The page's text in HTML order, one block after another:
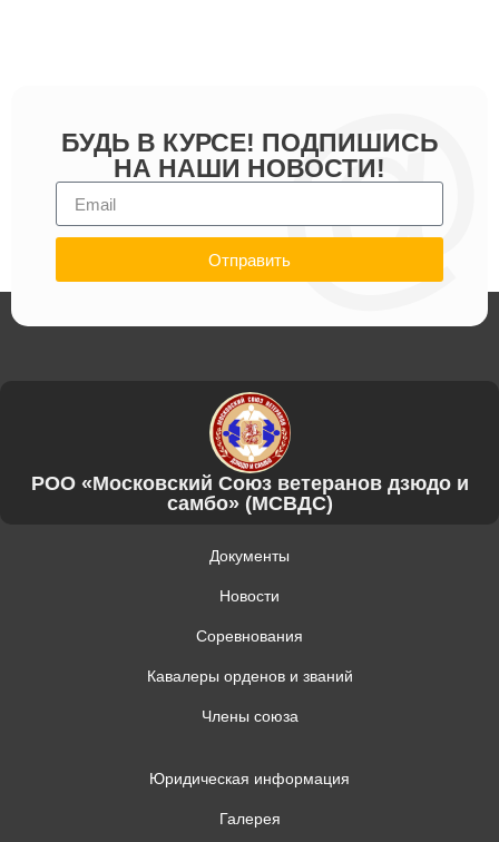
БУДЬ В КУРСЕ! ПОДПИШИСЬ
НА НАШИ НОВОСТИ!
Отправить
РОО «Московский Союз ветеранов дзюдо и
самбо» (МСВДС)
Документы
Новости
Соревнования
Кавалеры орденов и званий
Члены союза
Юридическая информация
Галерея